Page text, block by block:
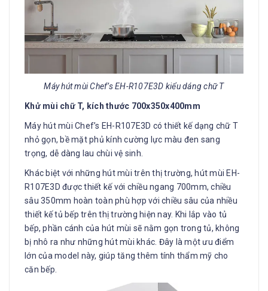
Máy hút mùi Chef’s EH-R107E3D kiểu dáng chữ T
Khử mùi chữ T, kích thước 700x350x400mm
Máy hút mùi Chef’s EH-R107E3D có thiết kế dạng chữ T
nhỏ gọn, bề mặt phủ kính cường lực màu đen sang
trọng, dễ dàng lau chùi vệ sinh.
Khác biệt với những hút mùi trên thị trường, hút mùi EH-
R107E3D được thiết kế với chiều ngang 700mm, chiều
sâu 350mm hoàn toàn phù hợp với chiều sâu của nhiều
thiết kế tủ bếp trên thị trường hiện nay. Khi lắp vào tủ
bếp, phần cánh của hút mùi sẽ nằm gọn trong tủ, không
bị nhô ra như những hút mùi khác. Đây là một ưu điểm
lớn của model này, giúp tăng thêm tính thẩm mỹ cho
căn bếp.